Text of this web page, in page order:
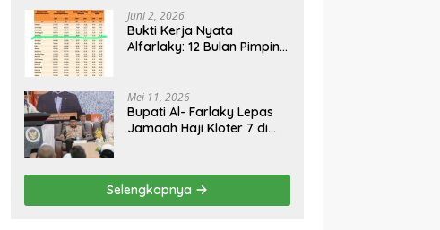
Juni 2, 2026
Bukti Kerja Nyata
Alfarlaky: 12 Bulan Pimpin,
Mei 11, 2026
Bupati Al- Farlaky Lepas
Jamaah Haji Kloter 7 di
Selengkapnya